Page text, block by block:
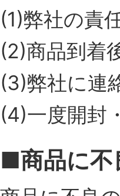
(1)弊社の責
(2)商品到着
(3)弊社に連
(4)一度開封
■商品に不